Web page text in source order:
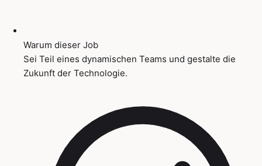
Warum dieser Job
Sei Teil eines dynamischen Teams und gestalte die
Zukunft der Technologie.